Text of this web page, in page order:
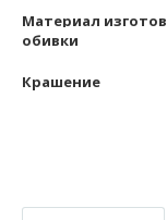
Материал
обивки
Крашение